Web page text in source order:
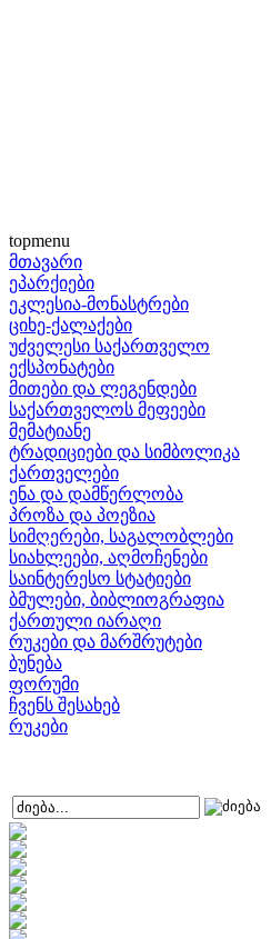
topmenu
მთავარი
ეპარქიები
ეკლესია-მონასტრები
ციხე-ქალაქები
უძველესი საქართველო
ექსპონატები
მითები და ლეგენდები
საქართველოს მეფეები
მემატიანე
ტრადიციები და სიმბოლიკა
ქართველები
ენა და დამწერლობა
პროზა და პოეზია
სიმღერები, საგალობლები
სიახლეები, აღმოჩენები
საინტერესო სტატიები
ბმულები, ბიბლიოგრაფია
ქართული იარაღი
რუკები და მარშრუტები
ბუნება
ფორუმი
ჩვენს შესახებ
რუკები